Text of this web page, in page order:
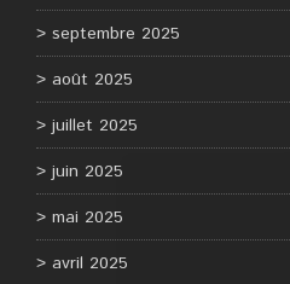
septembre 2025
août 2025
juillet 2025
juin 2025
mai 2025
avril 2025